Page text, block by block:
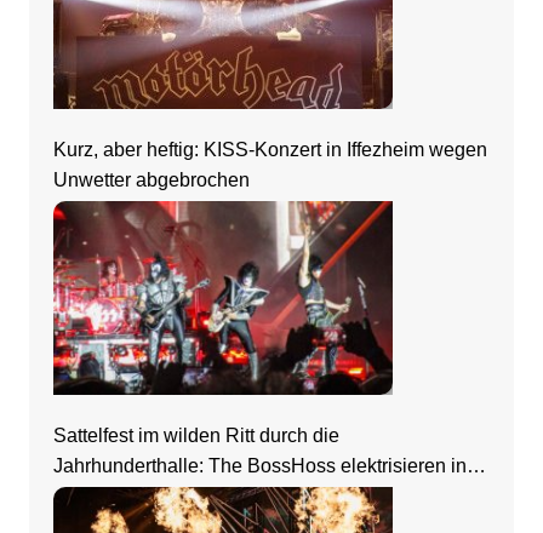
Kurz, aber heftig: KISS-Konzert in Iffezheim wegen
Unwetter abgebrochen
Sattelfest im wilden Ritt durch die
Jahrhunderthalle: The BossHoss elektrisieren in
Frankfurt